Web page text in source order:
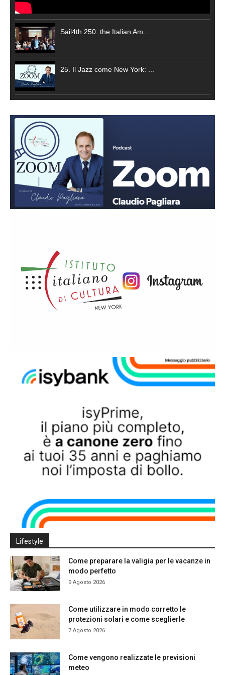
Sail4th 250: the Italian Am...
25. Il Jazz come New York: ...
Lifestyle
Come preparare la valigia per le vacanze in
modo perfetto
9 Agosto 2026
Come utilizzare in modo corretto le
protezioni solari e come sceglierle
7 Agosto 2026
Come vengono realizzate le previsioni
meteo